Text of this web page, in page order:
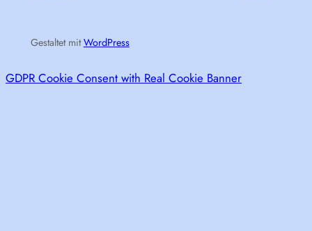
Gestaltet mitWordPress
GDPR Cookie Consent with Real Cookie Banner